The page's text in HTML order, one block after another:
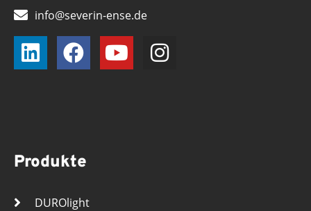
info@severin-ense.de
Produkte
DUROlight